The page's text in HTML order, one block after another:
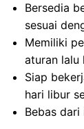
Bersedia
sesuai
Memiliki
aturan lalu
Siap
hari libur
Bebas